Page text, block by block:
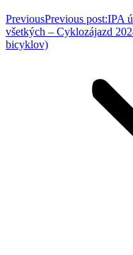
PreviousPrevious post:IPA
všetkých – Cyklozájazd
bicyklov)